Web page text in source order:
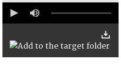
seconds
57